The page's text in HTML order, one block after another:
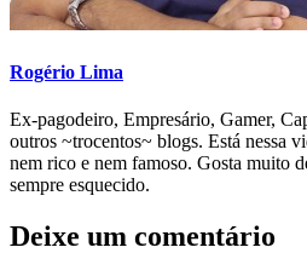
Rogério Lima
Ex-pagodeiro, Empresário, Gamer,
outros ~trocentos~ blogs. Está nessa
nem rico e nem famoso. Gosta muito
sempre esquecido.
Deixe um comentário